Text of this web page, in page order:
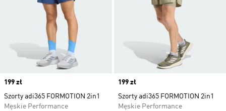
Price
199 zł
Szorty adi365 FORMOTION 2in1
Męskie Performance
Price
199 zł
Szorty adi365 FORMOTION 2in1
Męskie Performance